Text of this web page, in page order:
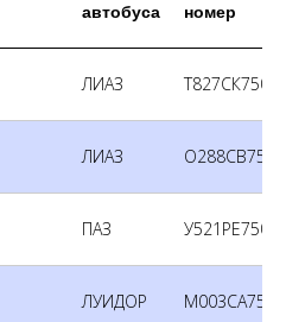
автобуса
номер
ЛИАЗ Т827СК750
ЛИАЗ О288СВ750
ПАЗ У521РЕ750
ЛУИДОР М003СА750